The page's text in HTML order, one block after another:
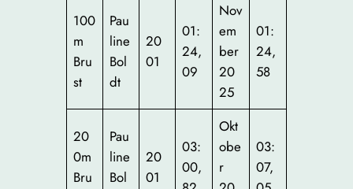
100
m
Bru
st
Pau
line
Bol
dt
20
01
01:
24,
09
Nov
em
ber
20
25
01:
24,
58
20
0m
Bru
Pau
line
Bol
20
01
03:
00,
Okt
obe
r
03:
07,